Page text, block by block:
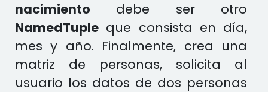
nacimiento debe ser otro
NamedTuple que consista en día,
mes y año. Finalmente, crea una
matriz de personas, solicita al
usuario los datos de dos personas